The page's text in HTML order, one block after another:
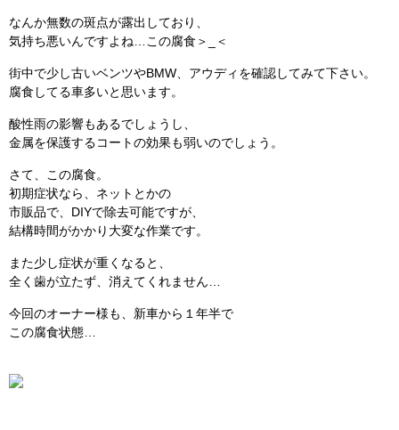
なんか無数の斑点が露出しており、
気持ち悪いんですよね…この腐食＞_＜
街中で少し古いベンツやBMW、アウディを確認してみて下さい。
腐食してる車多いと思います。
酸性雨の影響もあるでしょうし、
金属を保護するコートの効果も弱いのでしょう。
さて、この腐食。
初期症状なら、ネットとかの
市販品で、DIYで除去可能ですが、
結構時間がかかり大変な作業です。
また少し症状が重くなると、
全く歯が立たず、消えてくれません…
今回のオーナー様も、新車から１年半で
この腐食状態…